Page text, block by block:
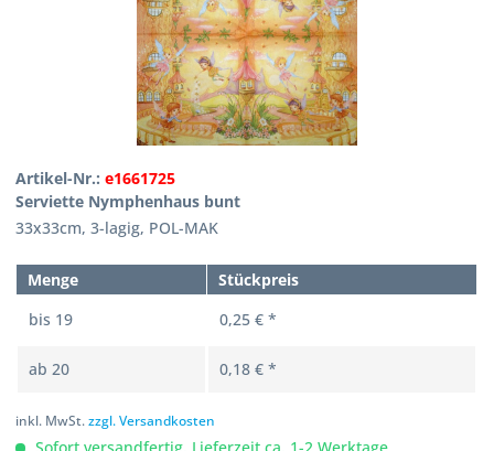
Artikel-Nr.:e1661725
Serviette Nymphenhaus bunt
33x33cm, 3-lagig, POL-MAK
Menge
Stückpreis
bis 19 0,25 € *
ab20 0,18 € *
inkl. MwSt.zzgl. Versandkosten